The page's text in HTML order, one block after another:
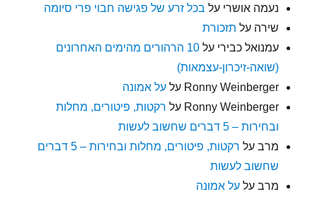
נעמה אושרי על בכל זרע של פגישה חבוי פרי סיומה
שירה על תזכורת
עמנואל כבירי על
10 הרהורים מהימים האחרונים
(שואה-זיכרון-עצמאות)
Ronny Weinberger עלעל אמונה
Ronny Weinberger על רקטות, פיטורים, מחלות
ובחירות – 5 דברים שחשוב לעשות
מרב על
רקטות, פיטורים, מחלות ובחירות – 5 דברים
שחשוב לעשות
מרב עלעל אמונה